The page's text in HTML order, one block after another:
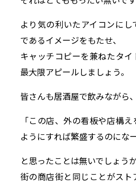
より気の利いたアイコンに
であるイメージをもたせ、
キャッチコピーを兼ねたタイ
最大限アピールしましょう。
皆さんも居酒屋で飲みながら、
「この店、外の看板や店構
ようにすれば繁盛するのになー
と思ったことは無いでしょう
街の商店街と同じことがスト